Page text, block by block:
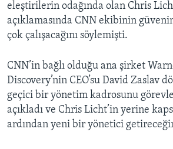
eleştirilerin odağında olan Chris
açıklamasında CNN ekibinin
çok çalışacağını söylemişti.
CNN’in bağlı olduğu ana şirket
Discovery’nin CEO’su David Zaslav
geçici bir yönetim kadrosunu
açıkladı ve Chris Licht’in yerine
ardından yeni bir yönetici